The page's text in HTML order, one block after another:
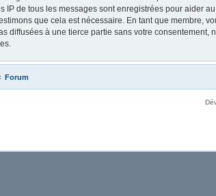
IP de tous les messages sont enregistrées pour aider
que cela est nécessaire. En tant que membre,
diffusées à une tierce partie sans votre
Forum